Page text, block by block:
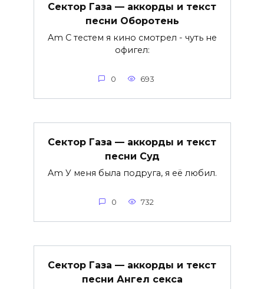
Сектор Газа — аккорды и текст
песни Оборотень
Am С тестем я кино смотрел - чуть не
офигел:
0 693
Сектор Газа — аккорды и текст
песни Суд
Am У меня была подруга, я её любил.
0 732
Сектор Газа — аккорды и текст
песни Ангел секса